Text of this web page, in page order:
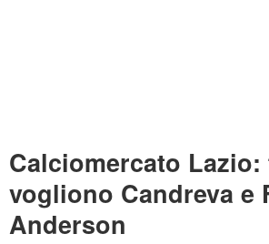
Calciomercato
vogliono Candreva e
Anderson